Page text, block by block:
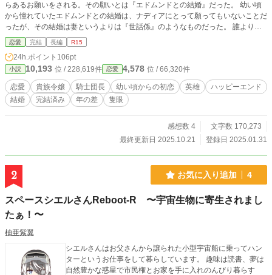
らあるお願いをされる。その願いとは『エドムンドとの結婚』だった。 幼い頃
から憧れていたエドムンドとの結婚は、ナディアにとって願ってもいないことだ
ったが、その結婚は妻というよりは『世話係』のようなものだった。 誰よりも
強い騎士団長だったエドムンドは、ある事件で左目を失ってから騎士をやめ、酒
を浴びるほど飲み、自堕落な生活を送っているため今はもう英雄とは思えない姿
になっていた。 貴族令嬢らしいことは何もできない仮の妻が、愛する隻眼騎士
のためにできることはあるのか？ 前向き一途な辺境伯令嬢×俺様で不器用な最強
騎士の物語です。 ※いつもお読みいただきありがとうございます。中途半端な
ところで長期間投稿止まってしまい申し訳ありません。2025年10月6日〜投稿
再開しております。
恋愛 完結 長編 R15
24h.ポイント 106pt
小説 10,193 位 / 228,619件 恋愛 4,578 位 / 66,320件
恋愛 貴族令嬢 騎士団長 幼い頃からの初恋 英雄
ハッピーエンド
結婚
完結済み 年の差 隻眼
感想数 4
文字数 170,273
最終更新日 2025.10.21
登録日 2025.01.31
2 お気に入り追加 4
スペースシエルさんReboot-R 〜宇宙生物に寄生されまし
たぁ！〜
柚亜紫翼
シエルさんはお父さんから譲られた小型宇宙船に乗ってハン
ターというお仕事をして暮らしています。 趣味は読書、夢は
自然豊かな惑星で市民権とお家を手に入れのんびり暮らす